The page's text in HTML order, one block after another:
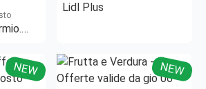
Lidl Plus
NEW NEW